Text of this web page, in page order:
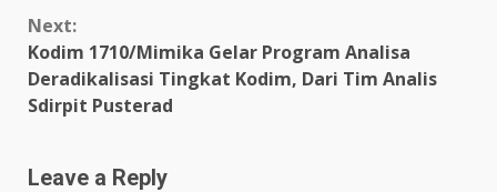
Next:
Kodim 1710/Mimika Gelar Program Analisa
Deradikalisasi Tingkat Kodim, Dari Tim Analis
Sdirpit Pusterad
Leave a Reply